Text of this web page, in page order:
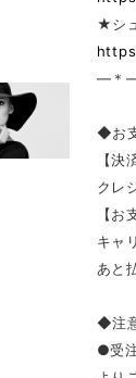
★シ
—＊
◆お
【
クレ
【お
キャ
あと
◆注
●受